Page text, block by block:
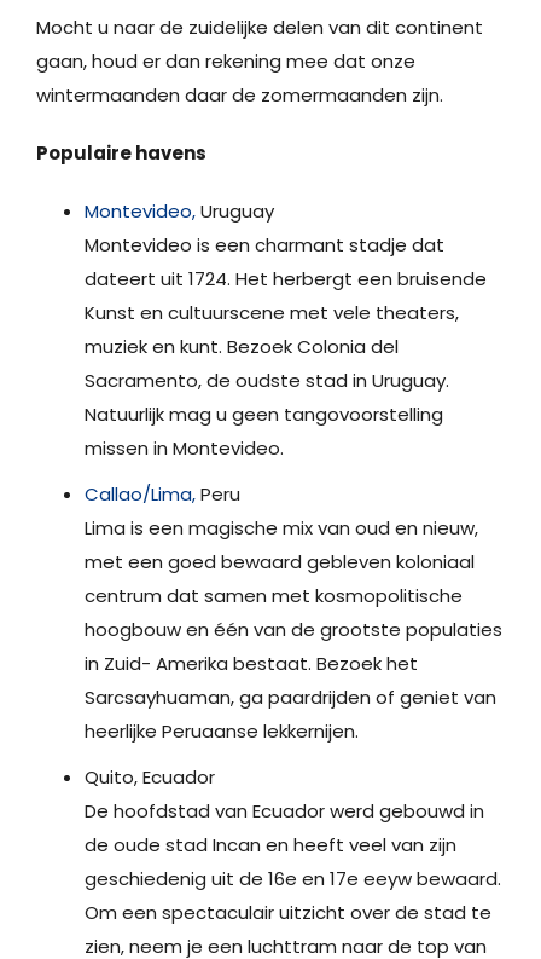
Mocht u naar de zuidelijke delen van dit continent
gaan, houd er dan rekening mee dat onze
wintermaanden daar de zomermaanden zijn.
Populaire havens
Montevideo,Uruguay
Montevideo is een charmant stadje dat
dateert uit 1724. Het herbergt een bruisende
Kunst en cultuurscene met vele theaters,
muziek en kunt. Bezoek Colonia del
Sacramento, de oudste stad in Uruguay.
Natuurlijk mag u geen tangovoorstelling
missen in Montevideo.
Callao/Lima,Peru
Lima is een magische mix van oud en nieuw,
met een goed bewaard gebleven koloniaal
centrum dat samen met kosmopolitische
hoogbouw en één van de grootste populaties
in Zuid- Amerika bestaat. Bezoek het
Sarcsayhuaman, ga paardrijden of geniet van
heerlijke Peruaanse lekkernijen.
Quito, Ecuador
De hoofdstad van Ecuador werd gebouwd in
de oude stad Incan en heeft veel van zijn
geschiedenig uit de 16e en 17e eeyw bewaard.
Om een spectaculair uitzicht over de stad te
zien, neem je een luchttram naar de top van